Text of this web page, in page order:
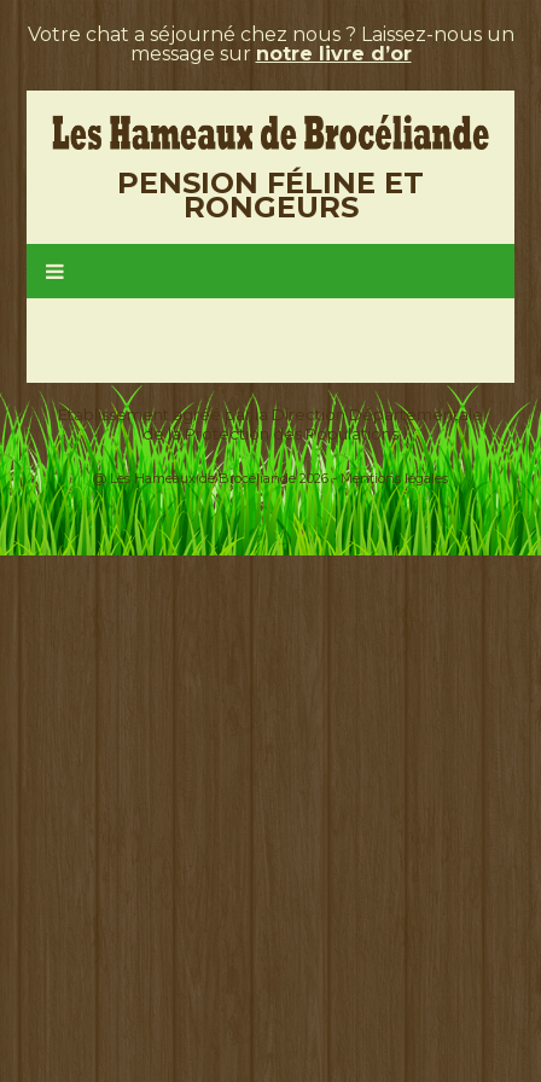
Votre chat a séjourné chez nous ? Laissez-nous un
message sur notre livre d’or
PENSION FÉLINE ET
RONGEURS
Etablissement agréé par la Direction Départementale
de la Protection des Populations
@ Les Hameaux de Brocéliande 2026 -Mentions légales